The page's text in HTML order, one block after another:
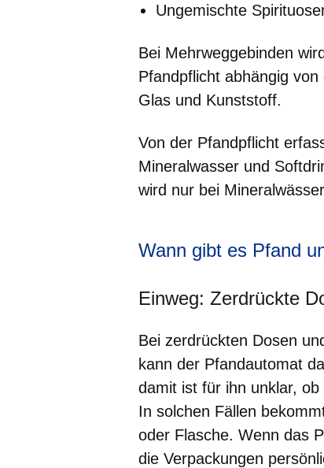
Ungemischte
Bei Mehrweggebinden
Pfandpflicht abhängig
Glas und Kunststoff.
Von der Pfandpflicht
Mineralwasser und
wird nur bei
Wann gibt es Pfand
Einweg: Zerdrückte
Bei zerdrückten Dosen
kann der Pfandautomat
damit ist für ihn unklar,
In solchen Fällen
oder Flasche. Wenn das
die Verpackungen